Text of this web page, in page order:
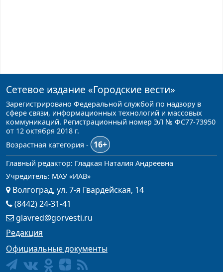
Сетевое издание «Городские вести»
Зарегистрировано Федеральной службой по надзору в
сфере связи, информационных технологий и массовых
коммуникаций. Регистрационный номер ЭЛ № ФС77-73950
от 12 октября 2018 г.
Возрастная категория -
16+
Главный редактор: Гладкая Наталия Андреевна
Учредитель: МАУ «ИАВ»
Волгоград, ул. 7-я Гвардейская, 14
(8442) 24-31-41
glavred@gorvesti.ru
Редакция
Официальные документы